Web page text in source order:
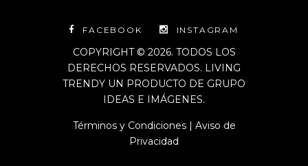
FACEBOOK INSTAGRAM
COPYRIGHT © 2026. TODOS LOS
DERECHOS RESERVADOS. LIVING
TRENDY UN PRODUCTO DE GRUPO
IDEAS E IMÁGENES.
Términos y Condiciones| Aviso de
Privacidad